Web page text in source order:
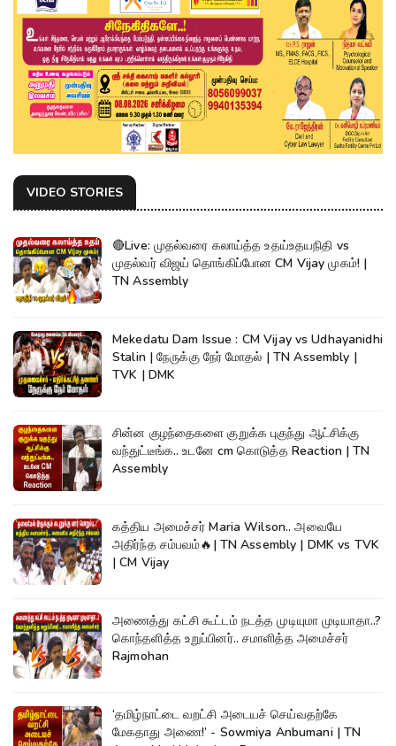
VIDEO STORIES
🔴Live: முதல்வரை கலாய்த்த உதய்உதயநிதி vs
முதல்வர் விஜய் தொங்கிப்போன CM Vijay முகம்! |
TN Assembly
Mekedatu Dam Issue : CM Vijay vs Udhayanidhi
Stalin | நேருக்கு நேர் மோதல் | TN Assembly |
TVK | DMK
சின்ன குழந்தைகளை குறுக்க புகுந்து ஆட்சிக்கு
வந்துட்டீங்க.. உடனே cm கொடுத்த Reaction | TN
Assembly
கத்திய அமைச்சர் Maria Wilson.. அவையே
அதிர்ந்த சம்பவம்🔥| TN Assembly | DMK vs TVK
| CM Vijay
அணைத்து கட்சி கூட்டம் நடத்த முடியுமா முடியாதா..?
கொந்தளித்த உறுப்பினர்.. சமாளித்த அமைச்சர்
Rajmohan
‘தமிழ்நாட்டை வறட்சி அடையச் செய்வதற்கே
மேகதாது அணை!’ - Sowmiya Anbumani | TN